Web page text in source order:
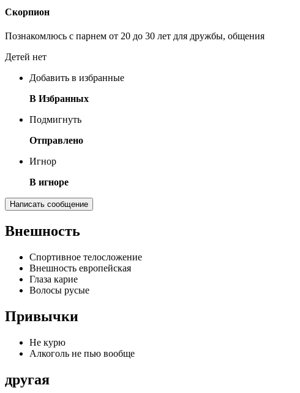
Скорпион
Познакомлюсь с парнем от 20 до 30 лет для дружбы, общения
Детей нет
Добавить в избранные
В Избранных
Подмигнуть
Отправлено
Игнор
В игноре
Написать сообщение
Внешность
Спортивное телосложение
Внешность европейская
Глаза карие
Волосы русые
Привычки
Не курю
Алкоголь не пью вообще
другая